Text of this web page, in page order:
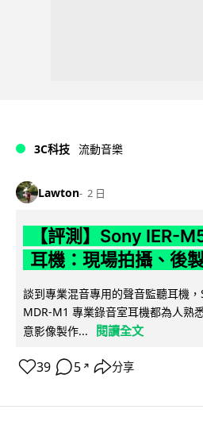
3C科技 流動音樂
Lawton 2 日
【評測】Sony IER-
耳機：現場拍攝、後
談到專業混音專用的聲音監聽耳機
MDR-M1 專業錄音室耳機都為人熟
意影像製作...
閱讀全文
39 5 ↗ 分享